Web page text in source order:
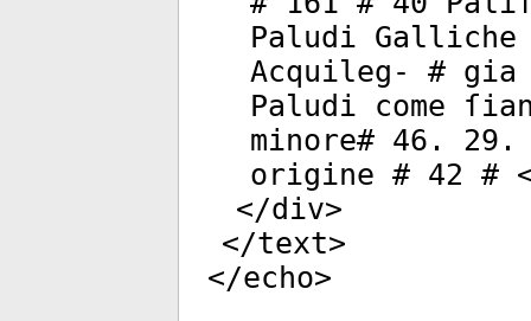
Paludi Galliche
Acquileg- # gia
Paludi come
minore# 46.
origine # 42 #
</div>
</text>
</echo>